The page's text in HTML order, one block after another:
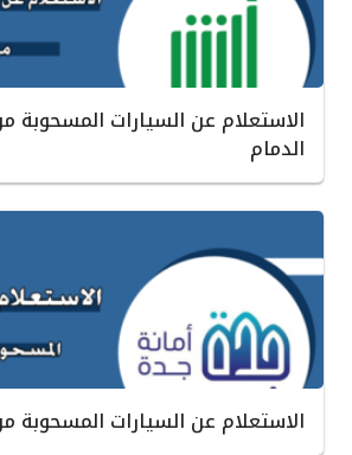
الاستعلام عن السيارات المسحوبة
الدمام
الاستعلام عن السيارات المسحوبة